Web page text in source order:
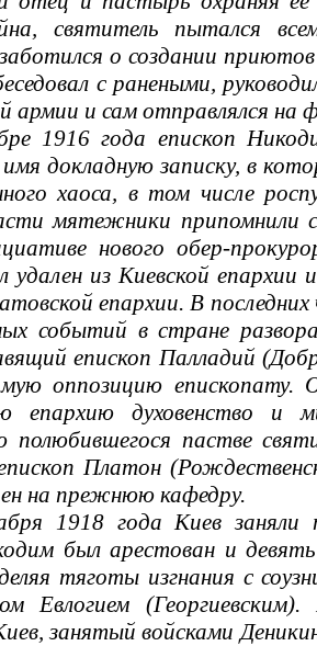
святитель пытался
о создании
с ранеными,
армии и сам отправлялся
1916 года епископ
докладную записку, в
хаоса, в том числе
мятежники припомнили
нового обер-
из Киевской епархии
епархии. В
событий в стране
епископ Палладий
оппозицию епископату.
епархию духовенство и
полюбившегося пастве
Платон
на прежнюю кафедру.
1918 года Киев заняли
был арестован и
тяготы изгнания с
Евлогием
занятый войсками